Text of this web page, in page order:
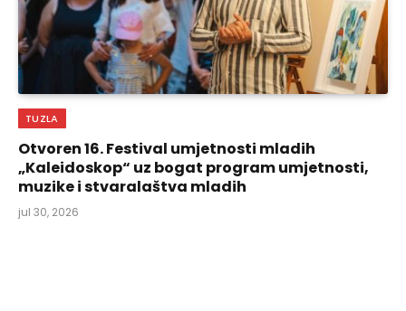
TUZLA
Otvoren 16. Festival umjetnosti mladih
„Kaleidoskop“ uz bogat program umjetnosti,
muzike i stvaralaštva mladih
jul 30, 2026